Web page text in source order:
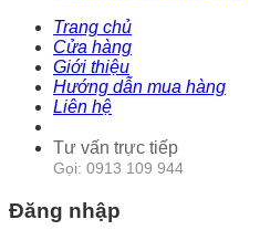
Trang chủ
Cửa hàng
Giới thiệu
Hướng dẫn mua hàng
Liên hệ
Tư vấn trực tiếp
Gọi: 0913 109 944
Đăng nhập